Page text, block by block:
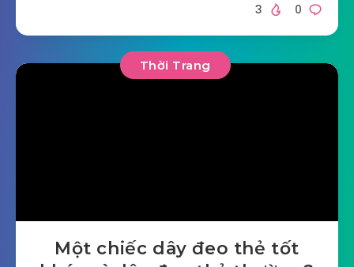
0
3
Thời Trang
Một chiếc dây đeo thẻ tốt